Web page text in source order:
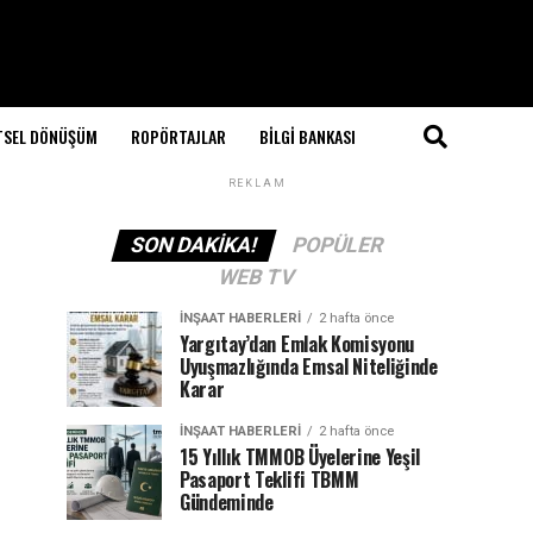
DÖNÜŞÜM ROPÖRTAJLAR BILGI BANKASI
REKLAM
SON DAKIKA!
POPÜLER
WEB TV
İNŞAAT HABERLERI 2 hafta önce
Yargıtay’dan Emlak Komisyonu
Uyuşmazlığında Emsal Niteliğinde
Karar
İNŞAAT HABERLERI 2 hafta önce
15 Yıllık TMMOB Üyelerine Yeşil
Pasaport Teklifi TBMM
Gündeminde